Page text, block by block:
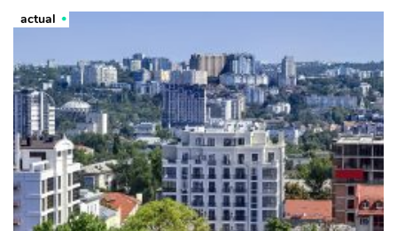
actual